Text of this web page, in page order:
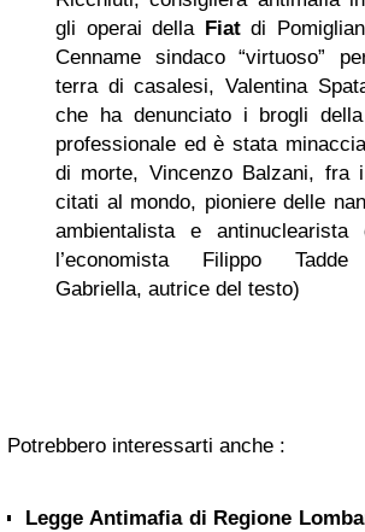
gli operai della Fiatdi
Cenname sindaco “virtuoso”
terra di casalesi, Valentina
che ha denunciato i brogli
professionale ed è stata
di morte, Vincenzo Balzani, fra
citati al mondo, pioniere delle
ambientalista e antinuclearista
l’economista Filippo Tadde
Gabriella, autrice del testo)
Potrebbero interessarti anche :
Legge Antimafia di Regione